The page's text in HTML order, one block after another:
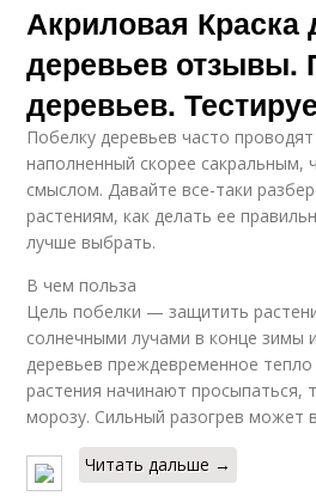
Акриловая Краска
деревьев отзывы.
деревьев.
Побелку деревьев часто проводят
наполненный скорее сакральным,
смыслом. Давайте все-таки
растениям, как делать ее
лучше выбрать.
В чем польза
Цель побелки — защитить
солнечными лучами в конце зимы
деревьев преждевременное тепло
растения начинают просыпаться,
морозу. Сильный разогрев может
Читать дальше →